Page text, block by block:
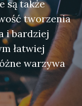
są także
tworzenia
i bardziej
łatwiej
warzywa